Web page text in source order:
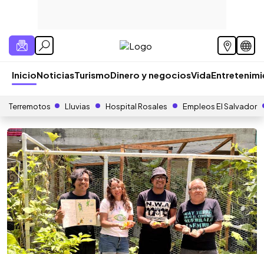
InicioNoticiasTurismoDinero y negociosVida
Terremotos Lluvias Hospital Rosales Empleos El Salvador